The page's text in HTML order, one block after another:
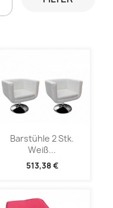
Barstühle 2 Stk.
Weiß...
513,38 €